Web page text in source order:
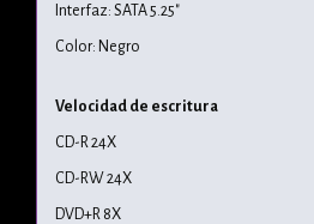
Interfaz: SATA 5.25"
Color: Negro
Velocidad de escritura
CD-R 24X
CD-RW 24X
DVD+R 8X